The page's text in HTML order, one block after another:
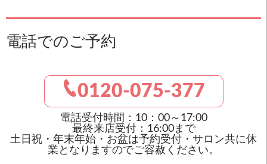
電話でのご予約
0120-075-377
電話受付時間：10：00～17:00
最終来店受付：16:00まで
土日祝・年末年始・お盆は予約受付・サロン共に休
業となりますのでご容赦ください。